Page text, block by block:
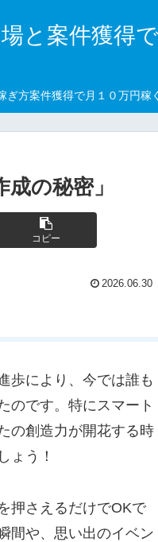
と案件獲得
ぎ方案件獲得で月１０万円稼
の秘密」
コピー
2026.06.30
歩により、今では誰も
のです。特にスマート
の創造力が開花する時
ょう！
押さえるだけでOKで
間や、思い出のイベン